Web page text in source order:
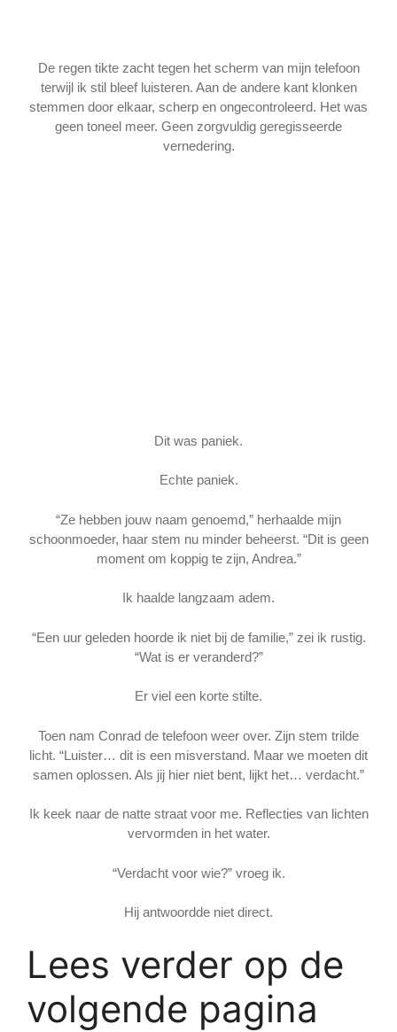
De regen tikte zacht tegen het scherm van mijn telefoon
terwijl ik stil bleef luisteren. Aan de andere kant klonken
stemmen door elkaar, scherp en ongecontroleerd. Het was
geen toneel meer. Geen zorgvuldig geregisseerde
vernedering.
Dit was paniek.
Echte paniek.
“Ze hebben jouw naam genoemd,” herhaalde mijn
schoonmoeder, haar stem nu minder beheerst. “Dit is geen
moment om koppig te zijn, Andrea.”
Ik haalde langzaam adem.
“Een uur geleden hoorde ik niet bij de familie,” zei ik rustig.
“Wat is er veranderd?”
Er viel een korte stilte.
Toen nam Conrad de telefoon weer over. Zijn stem trilde
licht. “Luister… dit is een misverstand. Maar we moeten dit
samen oplossen. Als jij hier niet bent, lijkt het… verdacht.”
Ik keek naar de natte straat voor me. Reflecties van lichten
vervormden in het water.
“Verdacht voor wie?” vroeg ik.
Hij antwoordde niet direct.
Lees verder op de
volgende pagina